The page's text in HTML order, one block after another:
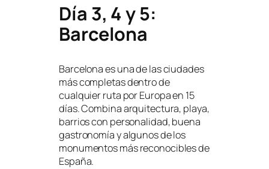
Día 3, 4 y 5:
Barcelona
Barcelona es una de las ciudades
más completas dentro de
cualquier ruta por Europa en 15
días. Combina arquitectura, playa,
barrios con personalidad, buena
gastronomía y algunos de los
monumentos más reconocibles de
España.